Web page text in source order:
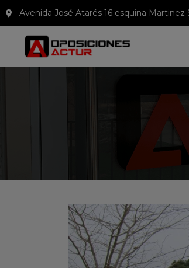
Avenida José Atarés 16 esquina Martinez